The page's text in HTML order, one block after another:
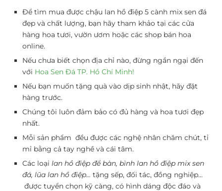
Để tìm mua được chậu lan hồ điệp 5 cành mix sen đá
đẹp và chất lượng, bạn hãy tham khảo tại các cửa
hàng hoa tươi, vườn ươm hoặc các shop bán hoa
online.
Nếu chưa biết chọn địa chỉ nào, đừng ngần ngại đến
với Hoa Sen Đá TP. Hồ Chí Minh!
Nếu bạn muốn tặng quà vào dịp sinh nhật, hãy đặt
hàng trước.
Chúng tôi luôn đảm bảo có đủ hàng và hoa tươi đẹp
nhất.
Mỗi sản phẩm đều được các nghệ nhân chăm chút, tỉ
mỉ bằng cả tay nghề và cái tâm.
Các loại lan hồ điệp để bàn, bình lan hồ điệp mix sen
đá, lũa lan hồ điệp… tặng sếp, đối tác, đồng nghiệp…
được tuyển chọn kỹ càng, có hình dáng độc đáo và